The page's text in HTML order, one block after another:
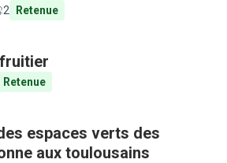
2 Retenue
Retenue
espaces verts des
aux toulousains